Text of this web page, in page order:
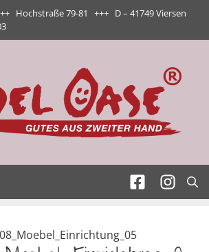
Hochstraße 79-81 +++ D – 41749 Viersen